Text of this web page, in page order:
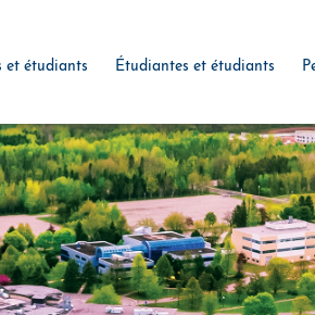
et étudiants Étudiantes et étudiants